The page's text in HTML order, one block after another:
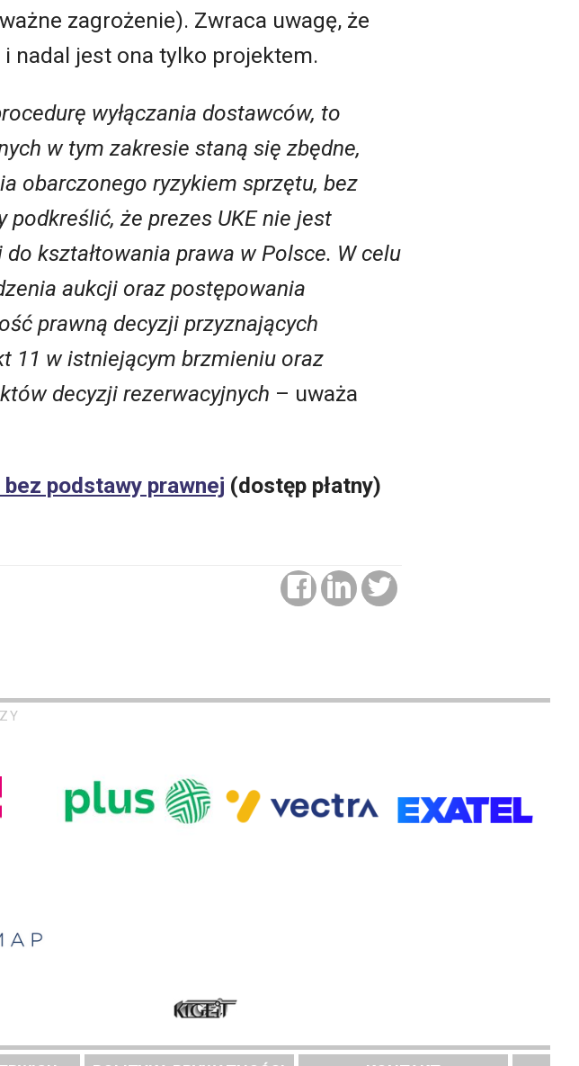
zagrożenie). Zwraca uwagę, że
nadal jest ona tylko projektem.
wyłączania dostawców, to
w tym zakresie staną się zbędne,
obarczonego ryzykiem sprzętu, bez
że prezes UKE nie jest
kształtowania prawa w Polsce. W celu
aukcji oraz postępowania
prawną decyzji przyznających
11 w istniejącym brzmieniu oraz
decyzji rezerwacyjnych – uważa
podstawy prawnej (dostęp płatny)